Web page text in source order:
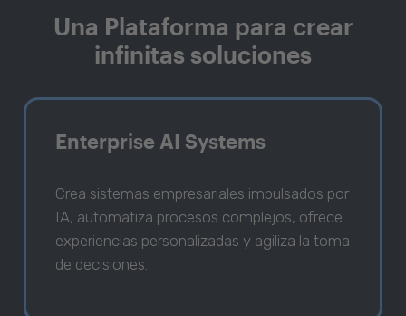
Una Plataforma para crear
infinitas soluciones
Enterprise AI Systems
Crea sistemas empresariales impulsados por
IA, automatiza procesos complejos, ofrece
experiencias personalizadas y agiliza la toma
de decisiones.